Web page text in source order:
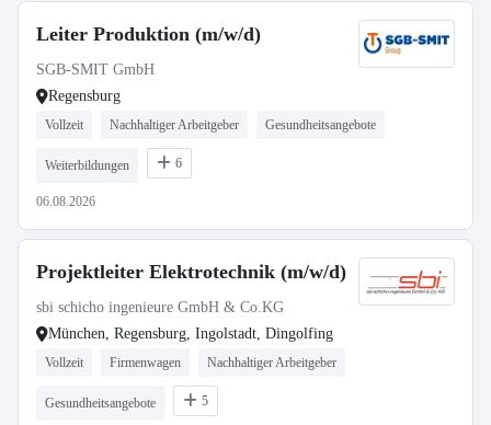
Leiter Produktion (m/w/d)
SGB-SMIT GmbH
Regensburg
Vollzeit Nachhaltiger Arbeitgeber Gesundheitsangebote
Weiterbildungen 6
06.08.2026
Projektleiter Elektrotechnik (m/w/d)
sbi schicho ingenieure GmbH & Co.KG
München, Regensburg, Ingolstadt, Dingolfing
Vollzeit Firmenwagen Nachhaltiger Arbeitgeber
Gesundheitsangebote 5